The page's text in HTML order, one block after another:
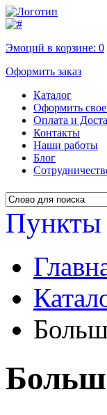
Эмоций в корзине: 0
Оформить заказ
Каталог
Оформить
Оплата и
Контакты
Наши работы
Блог
Пункты